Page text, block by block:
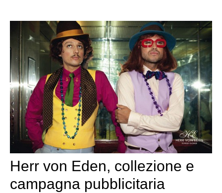
Herr von Eden, collezione e
campagna pubblicitaria